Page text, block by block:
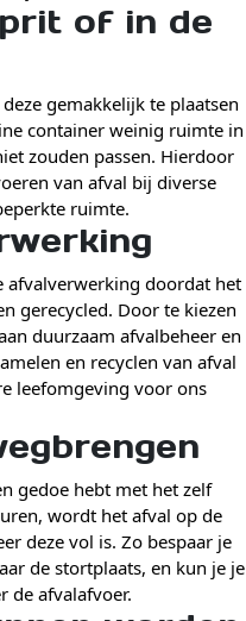
of in de
gemakkelijk te plaatsen
container weinig ruimte in
zouden passen. Hierdoor
van afval bij diverse
ruimte.
afvalverwerking doordat het
gerecycled. Door te kiezen
duurzaam afvalbeheer en
en recyclen van afval
leefomgeving voor ons
gedoe hebt met het zelf
wordt het afval op de
deze vol is. Zo bespaar je
de stortplaats, en kun je je
de afvalafvoer.